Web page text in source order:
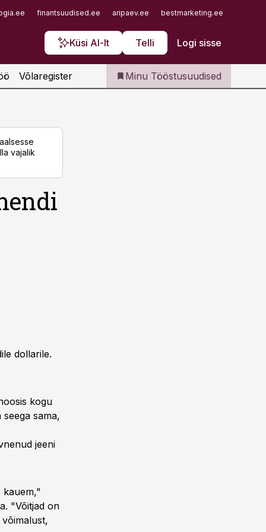
finantsuudised.ee aripaev.ee bestmarketing.ee
Küsi AI-lt Telli Logi sisse
Iseteenindus
Telli Tööstusuudised
Võlaregister Minu Tööstusuudised
vajalik
dollarile.
kogu
sama,
jeeni
kauem,"
"Võitjad on